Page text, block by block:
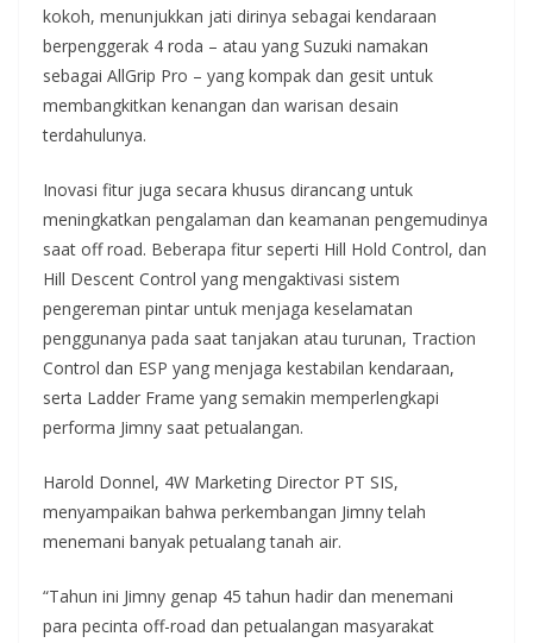
kokoh, menunjukkan jati dirinya sebagai kendaraan
berpenggerak 4 roda – atau yang Suzuki namakan
sebagai AllGrip Pro – yang kompak dan gesit untuk
membangkitkan kenangan dan warisan desain
terdahulunya.
Inovasi fitur juga secara khusus dirancang untuk
meningkatkan pengalaman dan keamanan pengemudinya
saat off road. Beberapa fitur seperti Hill Hold Control, dan
Hill Descent Control yang mengaktivasi sistem
pengereman pintar untuk menjaga keselamatan
penggunanya pada saat tanjakan atau turunan, Traction
Control dan ESP yang menjaga kestabilan kendaraan,
serta Ladder Frame yang semakin memperlengkapi
performa Jimny saat petualangan.
Harold Donnel, 4W Marketing Director PT SIS,
menyampaikan bahwa perkembangan Jimny telah
menemani banyak petualang tanah air.
“Tahun ini Jimny genap 45 tahun hadir dan menemani
para pecinta off-road dan petualangan masyarakat